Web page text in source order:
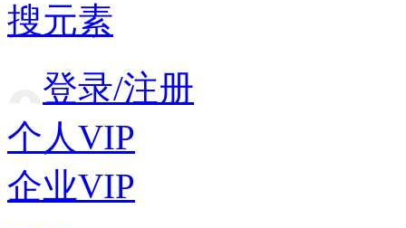
搜元素
登录/注册
个人VIP
企业VIP